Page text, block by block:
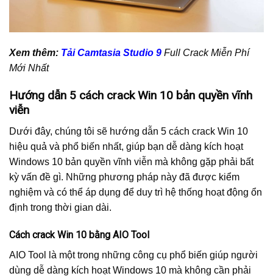
Xem thêm: Tải Camtasia Studio 9 Full Crack Miễn Phí
Mới Nhất
Hướng dẫn 5 cách crack Win 10 bản quyền vĩnh
viễn
Dưới đây, chúng tôi sẽ hướng dẫn 5 cách crack Win 10
hiệu quả và phổ biến nhất, giúp bạn dễ dàng kích hoạt
Windows 10 bản quyền vĩnh viễn mà không gặp phải bất
kỳ vấn đề gì. Những phương pháp này đã được kiểm
nghiệm và có thể áp dụng để duy trì hệ thống hoạt động ổn
định trong thời gian dài.
Cách crack Win 10 bằng AIO Tool
AIO Tool là một trong những công cụ phổ biến giúp người
dùng dễ dàng kích hoạt Windows 10 mà không cần phải